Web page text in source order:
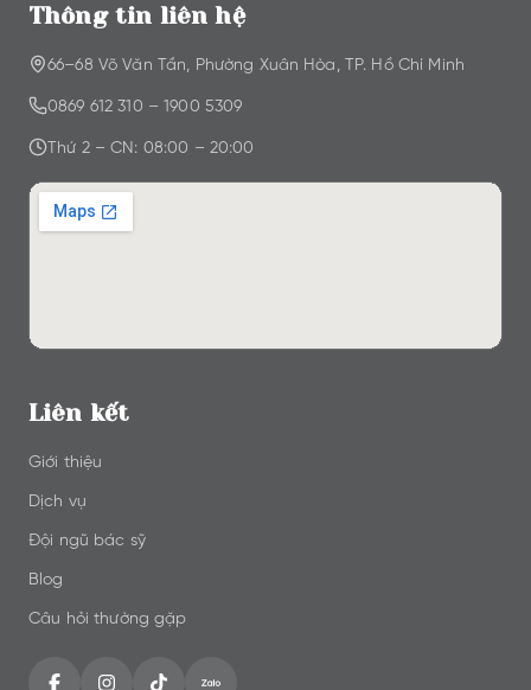
Thông tin liên hệ
66–68 Võ Văn Tần, Phường Xuân Hòa, TP. Hồ Chí Minh
0869 612 310 –1900 5309
Thứ 2 – CN: 08:00 – 20:00
Liên kết
Giới thiệu
Dịch vụ
Đội ngũ bác sỹ
Blog
Câu hỏi thường gặp